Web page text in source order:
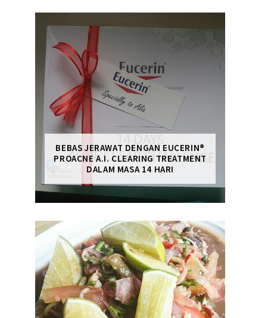
BEBAS JERAWAT DENGAN EUCERIN®
PROACNE A.I. CLEARING TREATMENT
DALAM MASA 14 HARI